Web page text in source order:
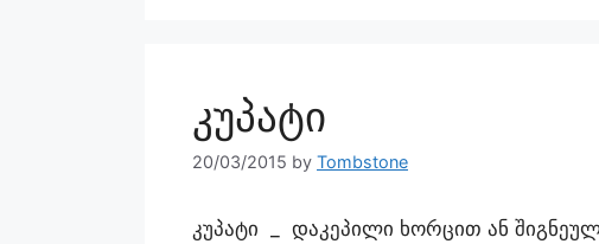
კუპატი
20/03/2015 by Tombstone
კუპატი _ დაკეპილი ხორცით ან